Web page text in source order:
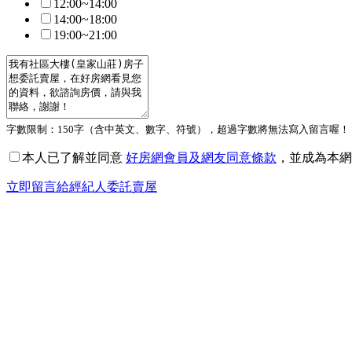
12:00~14:00
14:00~18:00
19:00~21:00
字數限制：150字（含中英文、數字、符號），超過字數將無法寫入留言喔！
本人已了解並同意 好房網會員及網友同意條款 ，並成為本
立即留言給經紀人委託賣屋